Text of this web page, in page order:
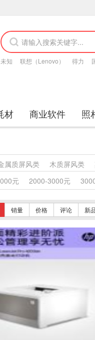
未知 联想（Lenovo） 得力
材 商业软件 照
属质屏风类 木质屏风类
木质柜类
其他沙发类
沙发类
木骨架沙发类
藤制等材料椅凳类
木骨架
、桌类 木制台、桌类
床类 藤床类 竹床类
类 钢木床类 色带
墨
殊照相机 专用照相机
传真通信设备 扫描仪
空气净化设备
印机
防火墙
液晶显示器
元 2000-3000元
销量 价格 评论 新